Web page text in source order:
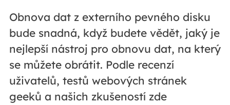
Obnova dat z externího pevného disku
bude snadná, když budete vědět, jaký je
nejlepší nástroj pro obnovu dat, na který
se můžete obrátit. Podle recenzí
uživatelů, testů webových stránek
geeků a našich zkušeností zde